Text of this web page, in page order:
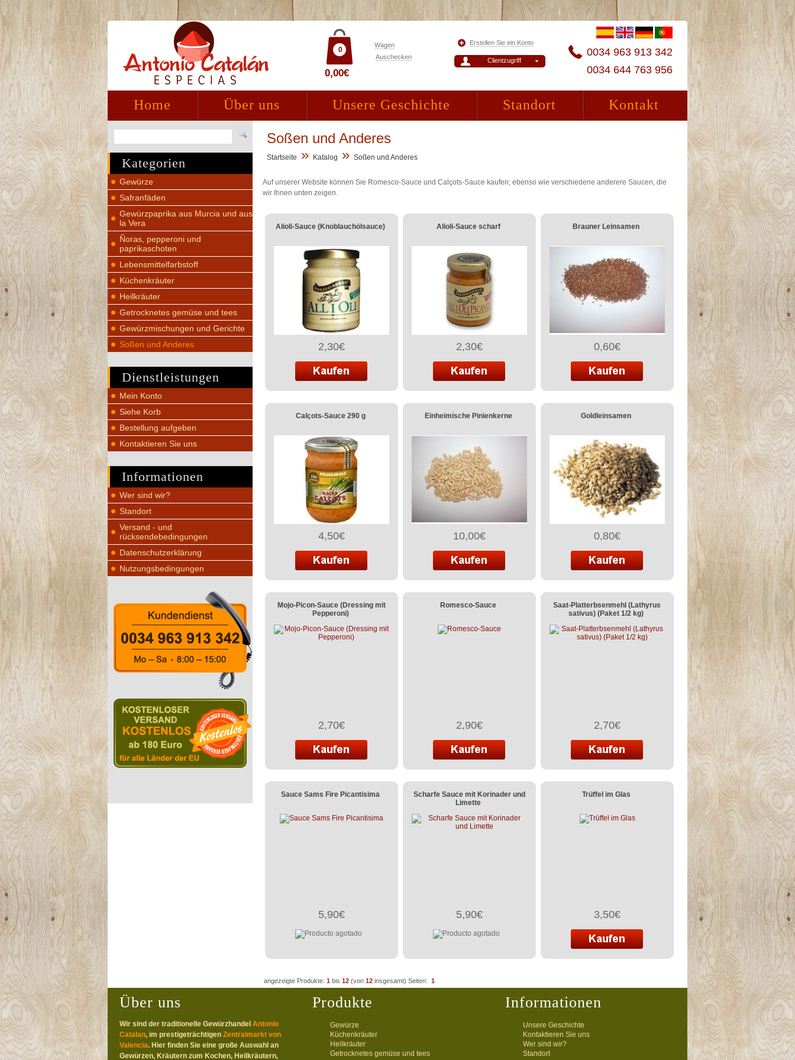
0034 963 913 342
0034 644 763 956
Clientzugriff
Erstellen Sie ein Konto
0,00€
0
Wagen
Auschecken
Home Über uns Unsere Geschichte Standort Kontakt
Kategorien
Gewürze
Safranfäden
Gewürzpaprika aus Murcia und aus
la Vera
Ñoras, pepperoni und
paprikaschoten
Lebensmittelfarbstoff
Küchenkräuter
Heilkräuter
Getrocknetes gemüse und tees
Gewürzmischungen und Gerichte
Soßen und Anderes
Dienstleistungen
Mein Konto
Siehe Korb
Bestellung aufgeben
Kontaktieren Sie uns
Informationen
Wer sind wir?
Standort
Versand - und
rücksendebedingungen
Datenschutzerklärung
Nutzungsbedingungen
Soßen und Anderes
Startseite » Katalog »Soßen und Anderes
Auf unserer Website können Sie Romesco-Sauce und Calçots-Sauce kaufen; ebenso wie verschiedene anderere Saucen, die
wir Ihnen unten zeigen.
Alioli-Sauce (Knoblauchölsauce)
2,30€
Alioli-Sauce scharf
2,30€
Brauner Leinsamen
0,60€
Calçots-Sauce 290 g
4,50€
Einheimische Pinienkerne
10,00€
Goldleinsamen
0,80€
Mojo-Picon-Sauce (Dressing mit
Pepperoni)
2,70€
Romesco-Sauce
2,90€
Saat-Platterbsenmehl (Lathyrus
sativus) (Paket 1/2 kg)
2,70€
Sauce Sams Fire Picantisima
5,90€
Scharfe Sauce mit Korinader und
Limette
5,90€
Trüffel im Glas
3,50€
angezeigte Produkte:1 bis12 (von12 insgesamt) Seiten:1
Über uns
Wir sind der traditionelle Gewürzhandel Antonio
Catalan, im prestigeträchtigen Zentralmarkt von
Valencia. Hier finden Sie eine große Auswahl an
Gewürzen, Kräutern zum Kochen, Heilkräutern,
Produkte
Gewürze
Küchenkräuter
Heilkräuter
Getrocknetes gemüse und tees
Informationen
Unsere Geschichte
Kontaktieren Sie uns
Wer sind wir?
Standort